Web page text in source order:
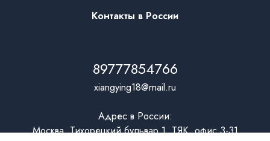
Контакты в России
89777854766
xiangying18@mail.ru
Адрес в России:
Москва, Тихорецкий бульвар 1, ТЯК, офис 3-31